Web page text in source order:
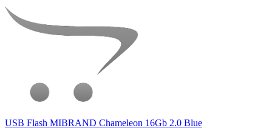
USB Flash MIBRAND Chameleon 16Gb 2.0 Blue